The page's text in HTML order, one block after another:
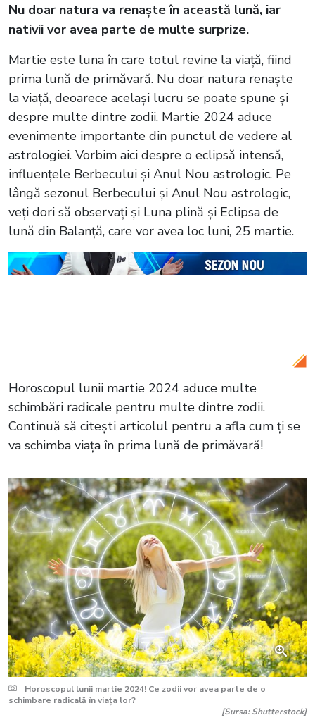
Nu doar natura va renaște în această lună, iar
nativii vor avea parte de multe surprize.
Martie este luna în care totul revine la viață, fiind
prima lună de primăvară. Nu doar natura renaște
la viață, deoarece același lucru se poate spune și
despre multe dintre zodii. Martie 2024 aduce
evenimente importante din punctul de vedere al
astrologiei. Vorbim aici despre o eclipsă intensă,
influențele Berbecului și Anul Nou astrologic. Pe
lângă sezonul Berbecului și Anul Nou astrologic,
veți dori să observați și Luna plină și Eclipsa de
lună din Balanță, care vor avea loc luni, 25 martie.
Horoscopul lunii martie 2024 aduce multe
schimbări radicale pentru multe dintre zodii.
Continuă să citești articolul pentru a afla cum ți se
va schimba viața în prima lună de primăvară!
Horoscopul lunii martie 2024! Ce zodii vor avea parte de o
schimbare radicală în viața lor?
[Sursa: Shutterstock]